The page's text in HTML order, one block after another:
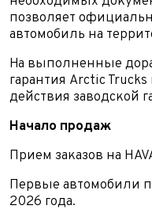
позволяет
автомобиль на
На выполненные
гарантия Arctic
действия заводской
Начало продаж
Прием заказов на
Первые автомобили
2026 года.
Тема сообщения
Ваш город
Для Вашего
время, если
E-mail*
Марка и
Год выпуска*
Пробег*
Телефон*
Год выпуска
Пробег
Количество
Ваше